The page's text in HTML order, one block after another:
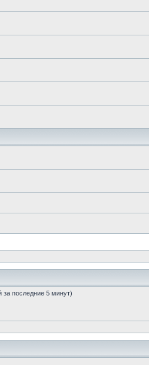
за последние 5 минут)